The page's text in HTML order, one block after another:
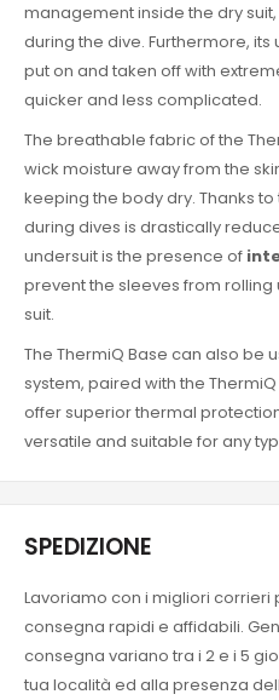
management inside the dry
during the dive. Furthermore,
put on and taken off with
quicker and less complicated.
The breathable fabric of the
wick moisture away from the
keeping the body dry. Thanks
during dives is drastically
undersuit is the presence of
prevent the sleeves from
suit.
The ThermiQ Base can also be
system, paired with the
offer superior thermal
versatile and suitable for any
SPEDIZIONE
Lavoriamo con i migliori
consegna rapidi e affidabili.
consegna variano tra i 2 e i 5
tua località ed alla presenza